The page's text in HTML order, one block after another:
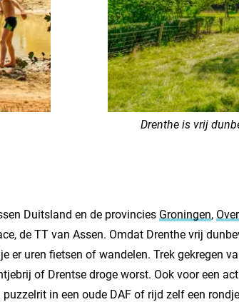
Drenthe is vrij
Duitsland en de provincies Groningen,
de TT van Assen. Omdat Drenthe vrij
er uren fietsen of wandelen. Trek gekregen
of Drentse droge worst. Ook voor een
in een oude DAF of rijd zelf een